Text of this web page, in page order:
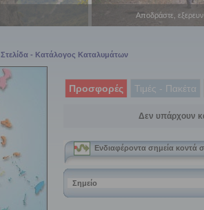
Αποδράστε,
Στελίδα - Κατάλογος Καταλυμάτων
Προσφορές Τιμές - Πακέτα
Δεν υπάρχουν